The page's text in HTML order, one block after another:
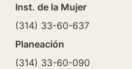
Inst. de la Mujer
(314) 33-60-637
Planeación
(314) 33-60-090